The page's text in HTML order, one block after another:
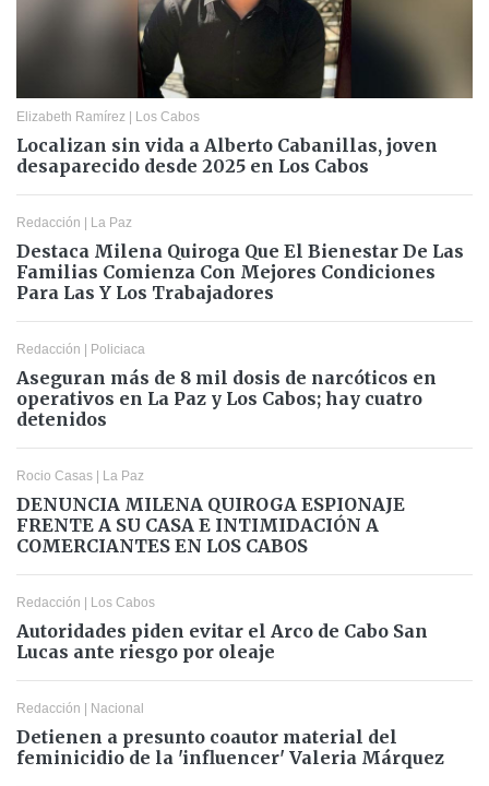
Elizabeth Ramírez | Los Cabos
Localizan sin vida a Alberto Cabanillas, joven
desaparecido desde 2025 en Los Cabos
Redacción | La Paz
Destaca Milena Quiroga Que El Bienestar De Las
Familias Comienza Con Mejores Condiciones
Para Las Y Los Trabajadores
Redacción | Policiaca
Aseguran más de 8 mil dosis de narcóticos en
operativos en La Paz y Los Cabos; hay cuatro
detenidos
Rocio Casas | La Paz
DENUNCIA MILENA QUIROGA ESPIONAJE
FRENTE A SU CASA E INTIMIDACIÓN A
COMERCIANTES EN LOS CABOS
Redacción | Los Cabos
Autoridades piden evitar el Arco de Cabo San
Lucas ante riesgo por oleaje
Redacción | Nacional
Detienen a presunto coautor material del
feminicidio de la 'influencer' Valeria Márquez